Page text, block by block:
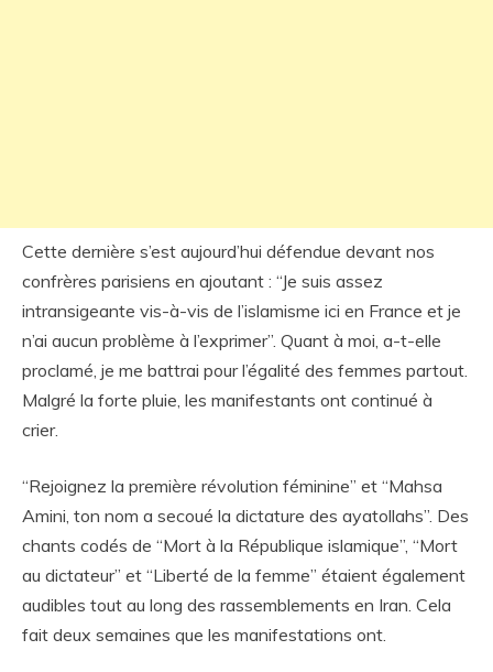
Cette dernière s’est aujourd’hui défendue devant nos
confrères parisiens en ajoutant : “Je suis assez
intransigeante vis-à-vis de l’islamisme ici en France et je
n’ai aucun problème à l’exprimer”. Quant à moi, a-t-elle
proclamé, je me battrai pour l’égalité des femmes partout.
Malgré la forte pluie, les manifestants ont continué à
crier.
“Rejoignez la première révolution féminine” et “Mahsa
Amini, ton nom a secoué la dictature des ayatollahs”. Des
chants codés de “Mort à la République islamique”, “Mort
au dictateur” et “Liberté de la femme” étaient également
audibles tout au long des rassemblements en Iran. Cela
fait deux semaines que les manifestations ont.